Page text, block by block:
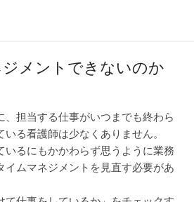
メントできないのか
、担当する仕事がいつまでも終わら
る看護師は少なくありません。
いるにもかかわらず思うように業務
イムマネジメントを見直す必要があ